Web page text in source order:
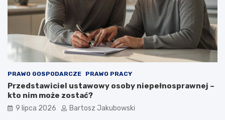
PRAWO GOSPODARCZE PRAWO PRACY
Przedstawiciel ustawowy osoby niepełnosprawnej –
kto nim może zostać?
9 lipca 2026 Bartosz Jakubowski